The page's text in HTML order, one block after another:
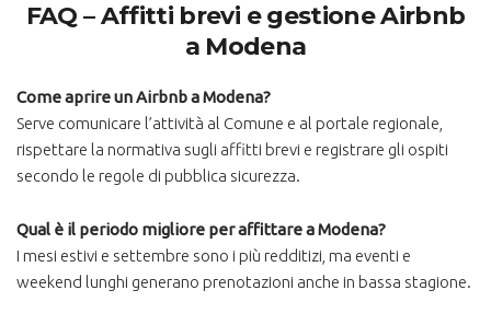
FAQ – Affitti brevi e gestione Airbnb
a Modena
Come aprire un Airbnb a Modena?
Serve comunicare l’attività al Comune e al portale regionale,
rispettare la normativa sugli affitti brevi e registrare gli ospiti
secondo le regole di pubblica sicurezza.
Qual è il periodo migliore per affittare a Modena?
I mesi estivi e settembre sono i più redditizi, ma eventi e
weekend lunghi generano prenotazioni anche in bassa stagione.